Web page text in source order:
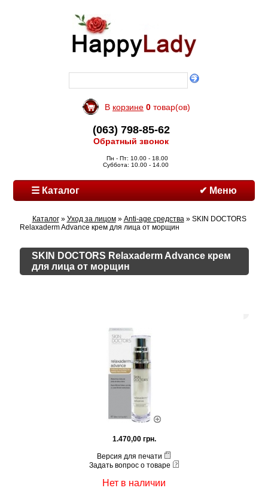
В корзине 0 товар(ов)
(063) 798-85-62
Обратный звонок
Пн - Пт: 10.00 - 18.00
Суббота: 10.00 - 14.00
☰ Каталог ✔ Меню
Каталог» Уход за лицом» Anti-age средства» SKIN DOCTORS
Relaxaderm Advance крем для лица от морщин
SKIN DOCTORS Relaxaderm Advance крем
для лица от морщин
1.470,00 грн.
Версия для печати
Задать вопрос о товаре
Нет в наличии